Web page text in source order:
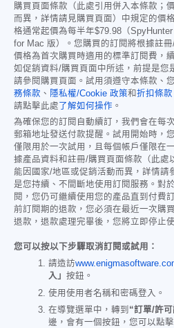
購買頁面條款（此處引用併入本條款；
而異，詳情請見購買頁面）中規定的價
格通常起價為每半年$79.98 （
for Mac 版）。您購買的訂閱將根據註
價格為首次購買時適用的標準訂閱費，
如促銷資料/購買頁面中所述，前提是您
請參閱購買頁面。試用須遵守本條款、
務條款 、 隱私權/Cookie 政策和折扣條款
請點擊此處 了解如何操作 。
為確保您的訂閱自動續訂，我們會在每
郵箱地址發送付款提醒。試用開始時，
僅限用於一次試用，且每個帳戶僅限在
據產品資料和註冊/購買頁面條款（此處
能因國家/地區或促銷活動而異，詳情請
是您持續、不間斷地使用訂閱服務。對
閱，您仍可繼續使用您的產品直到付費
前訂閱期的退款，您必須在最近一次購
退款，退款處理完畢後，您將立即停止
您可以按以下步驟取消訂閱或試用：
請造訪
入」 按鈕。
使用使用者名稱和密碼登入。
在導覽選單中，轉到 “訂單/許可
邊，會有一個按鈕，您可以點